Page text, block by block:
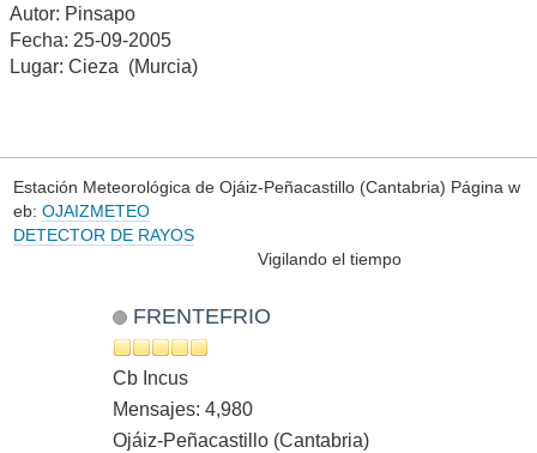
Autor: Pinsapo
Fecha: 25-09-2005
Lugar: Cieza (Murcia)
Estación Meteorológica de Ojáiz-Peñacastillo (Cantabria) Página w
eb: OJAIZMETEO
DETECTOR DE RAYOS
Vigilando el tiempo
FRENTEFRIO
Cb Incus
Mensajes: 4,980
Ojáiz-Peñacastillo (Cantabria)